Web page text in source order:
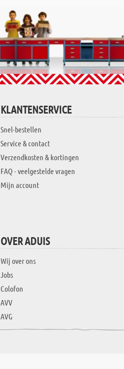
KLANTENSERVICE
Snel-bestellen
Service & contact
Verzendkosten & kortingen
FAQ - veelgestelde vragen
Mijn account
OVER ADUIS
Wij over ons
Jobs
Colofon
AVV
AVG